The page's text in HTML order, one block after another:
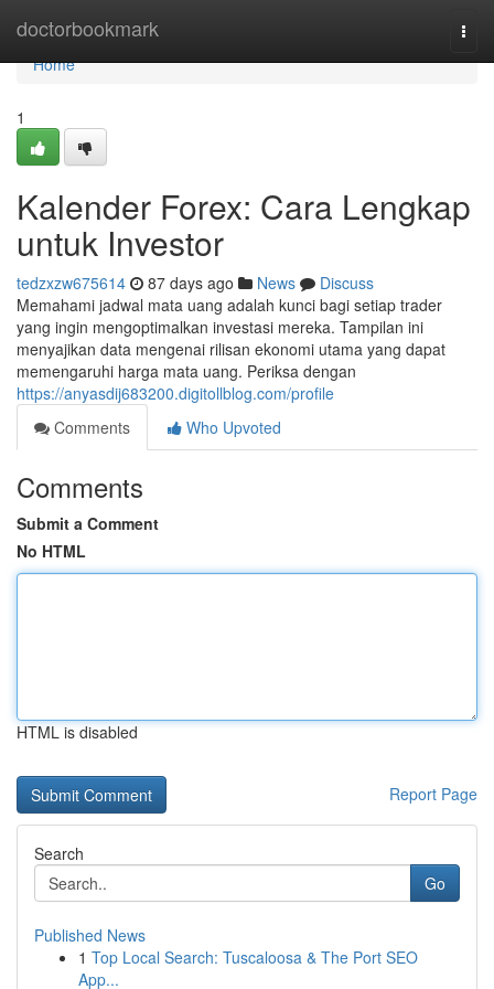
doctorbookmark
Home
Home
1
Kalender Forex: Cara Lengkap
untuk Investor
tedzxzw675614 87 days ago News
Discuss
Memahami jadwal mata uang adalah kunci bagi setiap trader
yang ingin mengoptimalkan investasi mereka. Tampilan ini
menyajikan data mengenai rilisan ekonomi utama yang dapat
memengaruhi harga mata uang. Periksa dengan
https://anyasdij683200.digitollblog.com/profile
Comments
Who Upvoted
Comments
Submit a Comment
No HTML
HTML is disabled
Report Page
Search
Go
Published News
1 Top Local Search: Tuscaloosa & The Port SEO
App...